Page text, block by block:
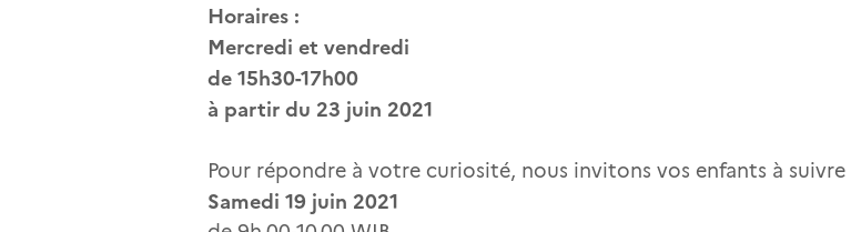
Horaires :
Mercredi et vendredi
de 15h30-17h00
à partir du 23 juin 2021
Pour répondre à votre curiosité, nous invitons vos enfants à suivre
Samedi 19 juin 2021